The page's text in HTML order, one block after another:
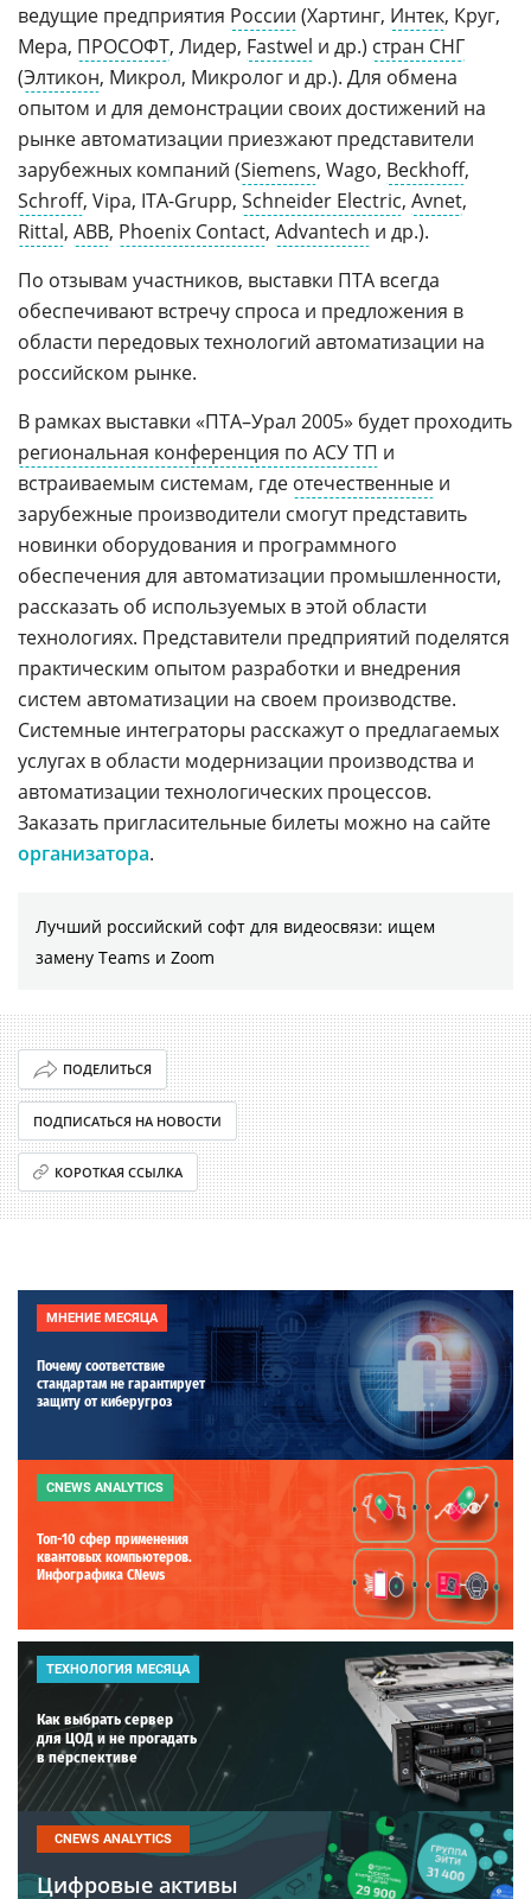
ведущие предприятия России (Хартинг, Интек, Круг,
Мера, ПРОСОФТ, Лидер, Fastwel и др.) стран СНГ
(Элтикон, Микрол, Микролог и др.). Для обмена
опытом и для демонстрации своих достижений на
рынке автоматизации приезжают представители
зарубежных компаний (Siemens, Wago, Beckhoff,
Schroff, Vipa, ITA-Grupp, Schneider Electric, Avnet,
Rittal, ABB, Phoenix Contact, Advantech и др.).
По отзывам участников, выставки ПТА всегда
обеспечивают встречу спроса и предложения в
области передовых технологий автоматизации на
российском рынке.
В рамках выставки «ПТА–Урал 2005» будет проходить
региональная конференция по АСУ ТП и
встраиваемым системам, где отечественные и
зарубежные производители смогут представить
новинки оборудования и программного
обеспечения для автоматизации промышленности,
рассказать об используемых в этой области
технологиях. Представители предприятий поделятся
практическим опытом разработки и внедрения
систем автоматизации на своем производстве.
Системные интеграторы расскажут о предлагаемых
услугах в области модернизации производства и
автоматизации технологических процессов.
Заказать пригласительные билеты можно на сайте
организатора.
Лучший российский софт для видеосвязи: ищем
замену Teams и Zoom
ПОДЕЛИТЬСЯ
ПОДПИСАТЬСЯ НА НОВОСТИ
КОРОТКАЯ ССЫЛКА
МНЕНИЕ МЕСЯЦА
Почему соответствие
стандартам не гарантирует
защиту от киберугроз
CNEWS ANALYTICS
Топ-10 сфер применения
квантовых компьютеров.
Инфографика CNews
ТЕХНОЛОГИЯ МЕСЯЦА
Как выбрать сервер
для ЦОД и не прогадать
в перспективе
CNEWS ANALYTICS
Цифровые активы